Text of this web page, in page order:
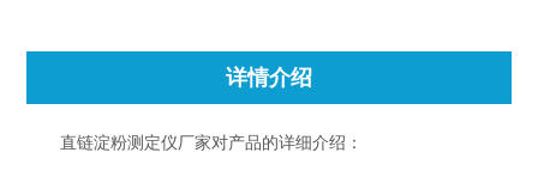
详情介绍
直链淀粉测定仪厂家对产品的详细介绍：